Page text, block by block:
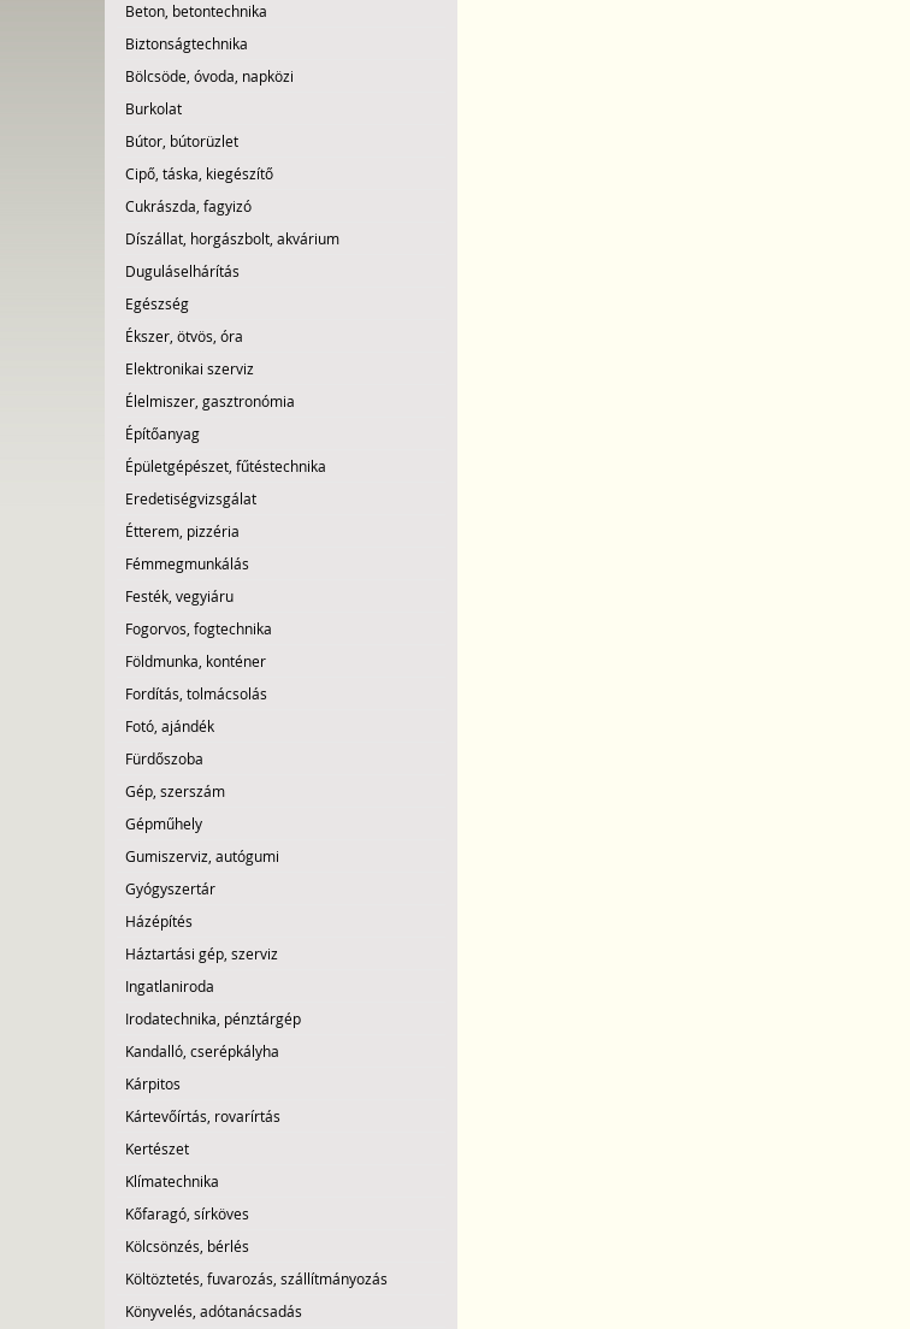
Beton, betontechnika
Biztonságtechnika
Bölcsöde, óvoda, napközi
Burkolat
Bútor, bútorüzlet
Cipő, táska, kiegészítő
Cukrászda, fagyizó
Díszállat, horgászbolt, akvárium
Duguláselhárítás
Egészség
Ékszer, ötvös, óra
Elektronikai szerviz
Élelmiszer, gasztronómia
Építőanyag
Épületgépészet, fűtéstechnika
Eredetiségvizsgálat
Étterem, pizzéria
Fémmegmunkálás
Festék, vegyiáru
Fogorvos, fogtechnika
Földmunka, konténer
Fordítás, tolmácsolás
Fotó, ajándék
Fürdőszoba
Gép, szerszám
Gépműhely
Gumiszerviz, autógumi
Gyógyszertár
Házépítés
Háztartási gép, szerviz
Ingatlaniroda
Irodatechnika, pénztárgép
Kandalló, cserépkályha
Kárpitos
Kártevőírtás, rovarírtás
Kertészet
Klímatechnika
Kőfaragó, sírköves
Kölcsönzés, bérlés
Költöztetés, fuvarozás, szállítmányozás
Könyvelés, adótanácsadás